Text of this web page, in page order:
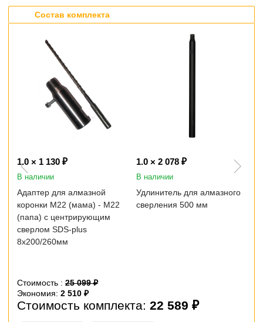
Состав комплекта
1.0 × 1 130 ₽
В наличии
Адаптер для алмазной
коронки M22 (мама) - M22
(папа) с центрирующим
сверлом SDS-plus
8х200/260мм
1.0 × 2 078 ₽
В наличии
Удлинитель для алмазного
сверления 500 мм
Стоимость : 25 099 ₽
Экономия: 2 510 ₽
Стоимость комплекта: 22 589 ₽